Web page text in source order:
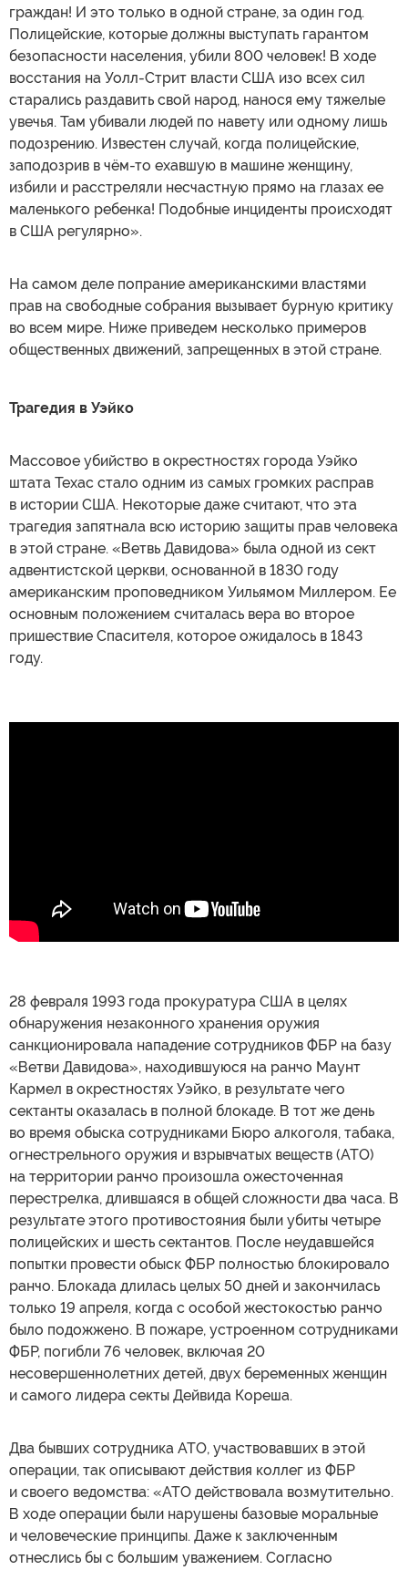
граждан! И это только в одной стране, за один год.
Полицейские, которые должны выступать гарантом
безопасности населения, убили 800 человек! В ходе
восстания на Уолл-Стрит власти США изо всех сил
старались раздавить свой народ, нанося ему тяжелые
увечья. Там убивали людей по навету или одному лишь
подозрению. Известен случай, когда полицейские,
заподозрив в чём-то ехавшую в машине женщину,
избили и расстреляли несчастную прямо на глазах ее
маленького ребенка! Подобные инциденты происходят
в США регулярно».
На самом деле попрание американскими властями
прав на свободные собрания вызывает бурную критику
во всем мире. Ниже приведем несколько примеров
общественных движений, запрещенных в этой стране.
Трагедия в Уэйко
Массовое убийство в окрестностях города Уэйко
штата Техас стало одним из самых громких расправ
в истории США. Некоторые даже считают, что эта
трагедия запятнала всю историю защиты прав человека
в этой стране. «Ветвь Давидова» была одной из сект
адвентистской церкви, основанной в 1830 году
американским проповедником Уильямом Миллером. Ее
основным положением считалась вера во второе
пришествие Спасителя, которое ожидалось в 1843
году.
28 февраля 1993 года прокуратура США в целях
обнаружения незаконного хранения оружия
санкционировала нападение сотрудников ФБР на базу
«Ветви Давидова», находившуюся на ранчо Маунт
Кармел в окрестностях Уэйко, в результате чего
сектанты оказалась в полной блокаде. В тот же день
во время обыска сотрудниками Бюро алкоголя, табака,
огнестрельного оружия и взрывчатых веществ (АТО)
на территории ранчо произошла ожесточенная
перестрелка, длившаяся в общей сложности два часа. В
результате этого противостояния были убиты четыре
полицейских и шесть сектантов. После неудавшейся
попытки провести обыск ФБР полностью блокировало
ранчо. Блокада длилась целых 50 дней и закончилась
только 19 апреля, когда с особой жестокостью ранчо
было подожжено. В пожаре, устроенном сотрудниками
ФБР, погибли 76 человек, включая 20
несовершеннолетних детей, двух беременных женщин
и самого лидера секты Дейвида Кореша.
Два бывших сотрудника АТО, участвовавших в этой
операции, так описывают действия коллег из ФБР
и своего ведомства: «АТО действовала возмутительно.
В ходе операции были нарушены базовые моральные
и человеческие принципы. Даже к заключенным
отнеслись бы с большим уважением. Согласно